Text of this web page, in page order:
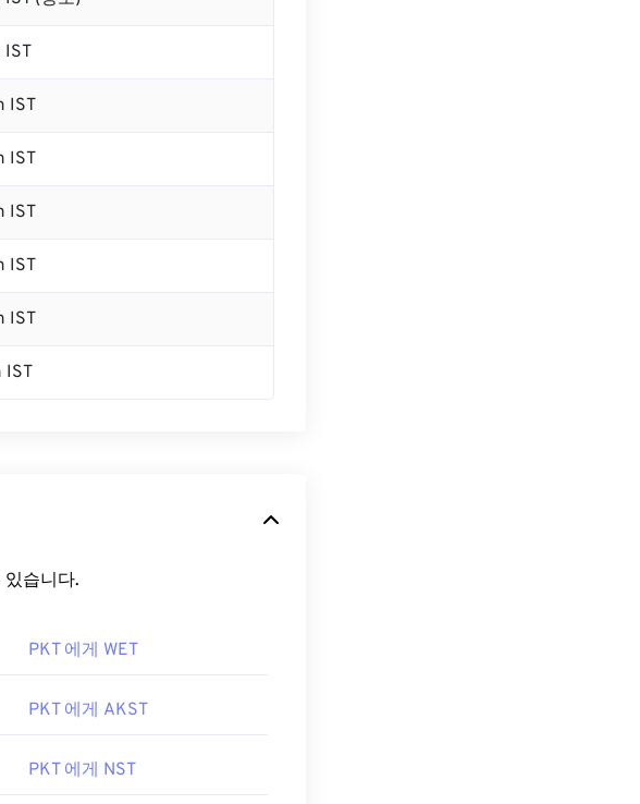
IST
IST
IST
IST
IST
IST
IST
있습니다.
PKT 에게 WET
PKT 에게 AKST
PKT 에게 NST